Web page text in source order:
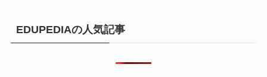
EDUPEDIAの人気記事